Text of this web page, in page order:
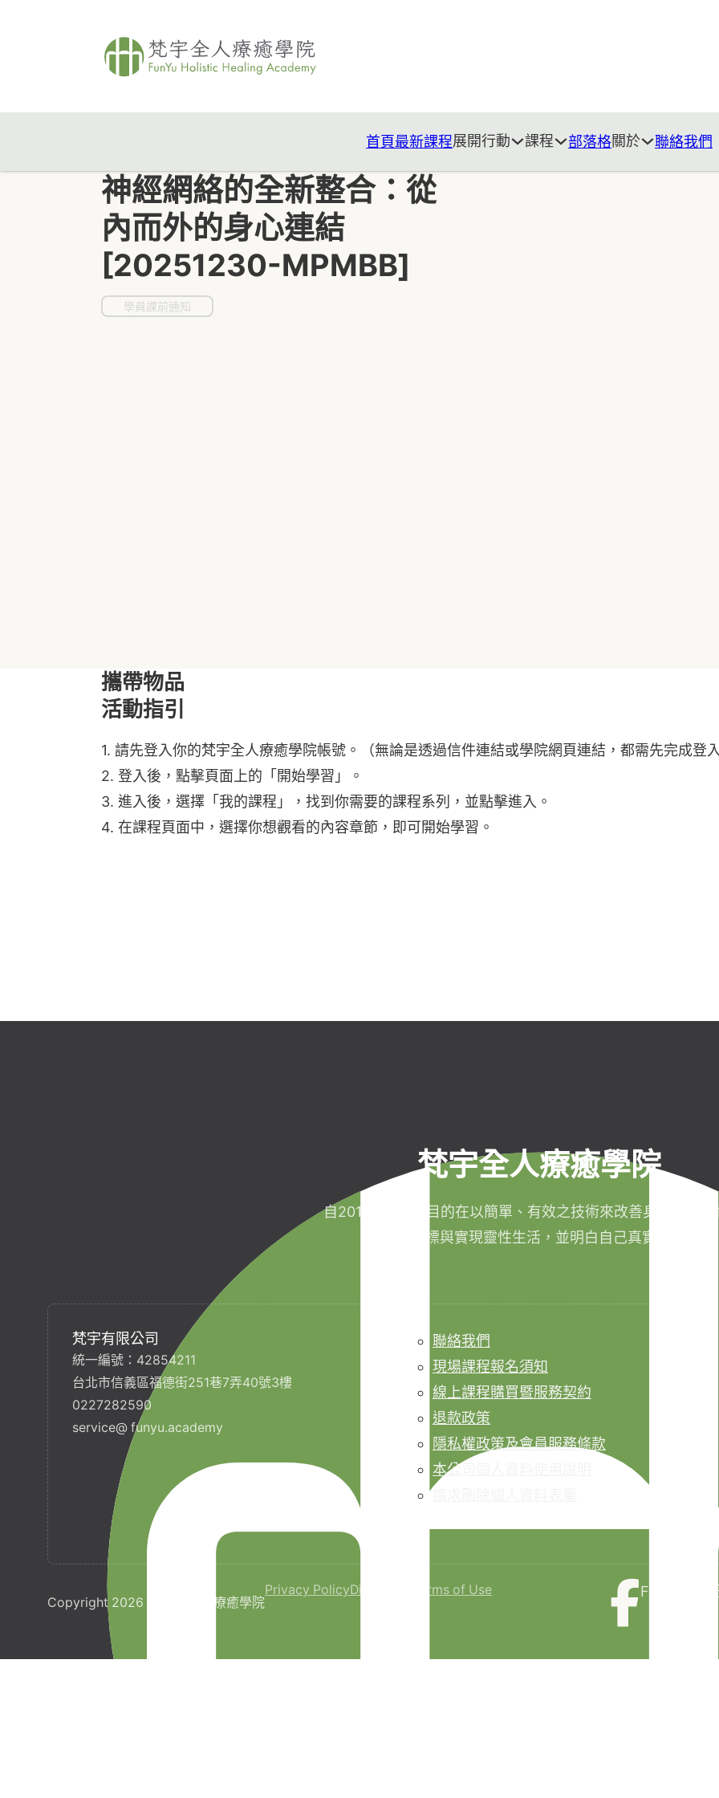
首頁最新課程展開行動 課程 部落格關於 聯絡我們
神經網絡的全新整合：從
內而外的身心連結
[20251230-MPMBB]
學員課前通知
攜帶物品
活動指引
1. 請先登入你的梵宇全人療癒學院帳號。（無論是透過信件連結或學院網頁連結，都需先完成登
2. 登入後，點擊頁面上的「開始學習」。
3. 進入後，選擇「我的課程」，找到你需要的課程系列，並點擊進入。
4. 在課程頁面中，選擇你想觀看的內容章節，即可開始學習。
梵宇全人療癒學院
自2011年成立，目的在以簡單、有效之技術來改善身心健康，
成生命目標與實現靈性生活，並明白自己真實的本質。
梵宇有限公司
統一編號：42854211
台北市信義區福德街251巷7弄40號3樓
0227282590
service@ funyu.academy
聯絡我們
現場課程報名須知
線上課程購買暨服務契約
退款政策
隱私權政策及會員服務條款
本公司個人資料使用說明
Copyright 2026 © 梵宇全人療癒學院
Privacy PolicyDisclaimer Terms of Use Facebook